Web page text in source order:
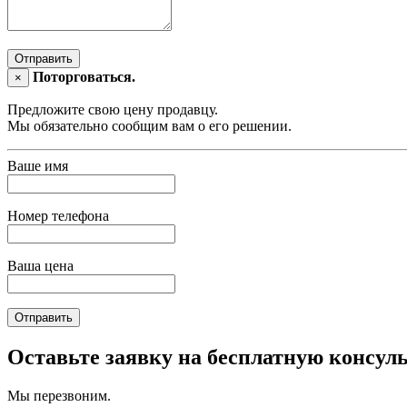
Отправить
×
Поторговаться.
Предложите свою цену продавцу.
Мы обязательно сообщим вам о его решении.
Ваше имя
Номер телефона
Ваша цена
Отправить
Оставьте заявку на бесплатную
Мы перезвоним.